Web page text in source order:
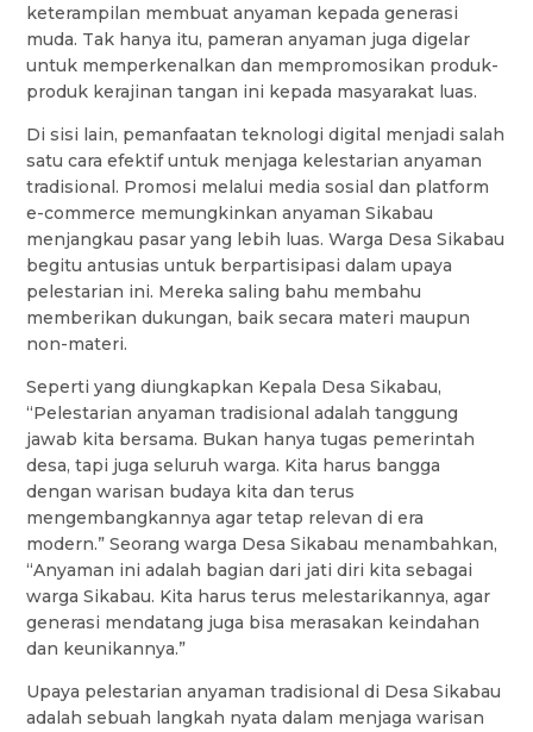
keterampilan membuat anyaman kepada generasi
muda. Tak hanya itu, pameran anyaman juga digelar
untuk memperkenalkan dan mempromosikan produk-
produk kerajinan tangan ini kepada masyarakat luas.
Di sisi lain, pemanfaatan teknologi digital menjadi salah
satu cara efektif untuk menjaga kelestarian anyaman
tradisional. Promosi melalui media sosial dan platform
e-commerce memungkinkan anyaman Sikabau
menjangkau pasar yang lebih luas. Warga Desa Sikabau
begitu antusias untuk berpartisipasi dalam upaya
pelestarian ini. Mereka saling bahu membahu
memberikan dukungan, baik secara materi maupun
non-materi.
Seperti yang diungkapkan Kepala Desa Sikabau,
“Pelestarian anyaman tradisional adalah tanggung
jawab kita bersama. Bukan hanya tugas pemerintah
desa, tapi juga seluruh warga. Kita harus bangga
dengan warisan budaya kita dan terus
mengembangkannya agar tetap relevan di era
modern.” Seorang warga Desa Sikabau menambahkan,
“Anyaman ini adalah bagian dari jati diri kita sebagai
warga Sikabau. Kita harus terus melestarikannya, agar
generasi mendatang juga bisa merasakan keindahan
dan keunikannya.”
Upaya pelestarian anyaman tradisional di Desa Sikabau
adalah sebuah langkah nyata dalam menjaga warisan